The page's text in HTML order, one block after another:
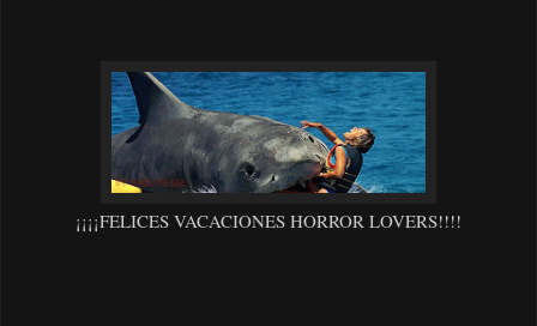
¡¡¡¡FELICES VACACIONES HORROR LOVERS!!!!